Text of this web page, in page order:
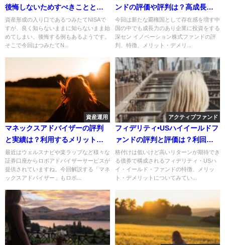
後悔しないためすべきことと
は？
資産形成の入り口であるつみたてNISAで
すが、良く知らないままに知らないまま始
めてしまい、後悔する例もあるようです。
そこで今回はつみたてN...
ンドの評価や評判は？高成長を
期待！
今回は新たな覇権国として存在感を増す中
国の中でも成長力のあり企業に投資をする
深セン イノベーション株式ファンドの評
判、特徴、メリット・デメリ...
資産運用
マネックスアドバイザーの評判
と実績は？利用するメリットを
解説
最近はウェルスナビや楽ラップなど様々な
証券口座からロボアドバイザーサービスが
提供されていますね。今回解説する「マネ
ックスアドバイザー」もロボ...
アクティブファンド
フィデリティ•USハイイールドフ
ァンドの評判と評価は？利回り
は魅力的？
格付けは低いけど高いリターンが期待でき
る債券で構成されるフィデリティ・USハ
イ・イールド・ファンドの特徴、メリッ
ト・デメリットについてみてい...